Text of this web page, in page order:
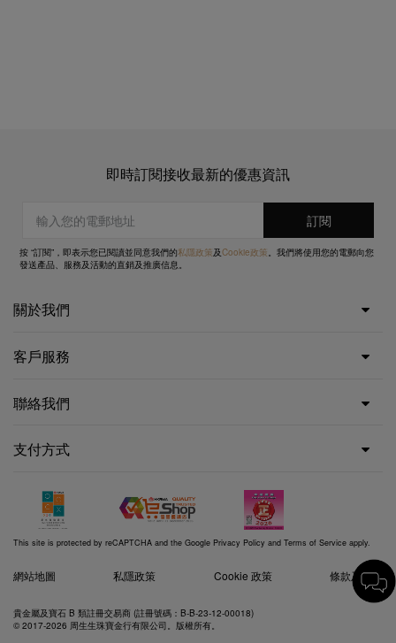
即時訂閱接收最新的優惠資訊
按 “訂閱”，即表示您已閱讀並同意我們的私隱政策及Cookie政策 。我們將使用您的電郵向您
發送產品、服務及活動的直銷及推廣信息。
關於我們
客戶服務
聯絡我們
支付方式
This site is protected by reCAPTCHA and the Google Privacy Policy and Terms of Service apply.
網站地圖 私隱政策 Cookie 政策 條款及細則
貴金屬及寶石 B 類註冊交易商 (註冊號碼：B-B-23-12-00018)
© 2017-2026 周生生珠寶金行有限公司。版權所有。